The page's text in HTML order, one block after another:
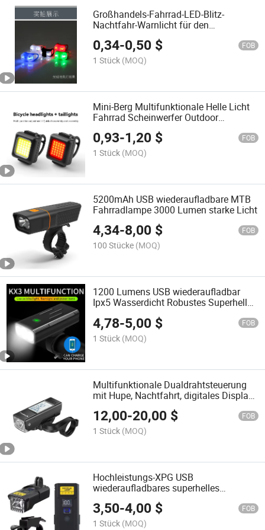
Großhandels-Fahrrad-LED-Blitz-
Nachtfahr-Warnlicht für den
Außenbereich, Reitausrüstung, zwei
Augen Froschlicht
0,34-0,50 $ FOB
1 Stück (MOQ)
Mini-Berg Multifunktionale Helle Licht
Fahrrad Scheinwerfer Outdoor
Radfahren Elektrisches Fahrrad
Taschenlampe
0,93-1,20 $ FOB
1 Stück (MOQ)
5200mAh USB wiederaufladbare MTB
Fahrradlampe 3000 Lumen starke Licht
4,34-8,00 $ FOB
100 Stücke (MOQ)
1200 Lumens USB wiederaufladbar
Ipx5 Wasserdicht Robustes Superhelles
4,78-5,00 $ FOB
1 Stück (MOQ)
Multifunktionale Dualdrahtsteuerung
mit Hupe, Nachtfahrt, digitales Display,
einfach zu installierende Fahrradlichter
12,00-20,00 $ FOB
1 Stück (MOQ)
Hochleistungs-XPG USB
wiederaufladbares superhelles
Nachtfahrhorn wasserdichtes
Fahrradlicht
3,50-4,00 $ FOB
1 Stück (MOQ)